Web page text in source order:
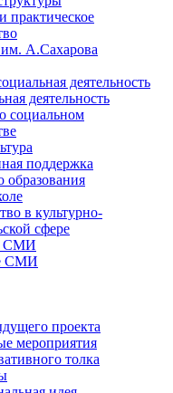
практическое
А.Сахарова
деятельность
деятельность
социальном
поддержка
образования
в культурно-
сфере
СМИ
СМИ
проекта
мероприятия
толка